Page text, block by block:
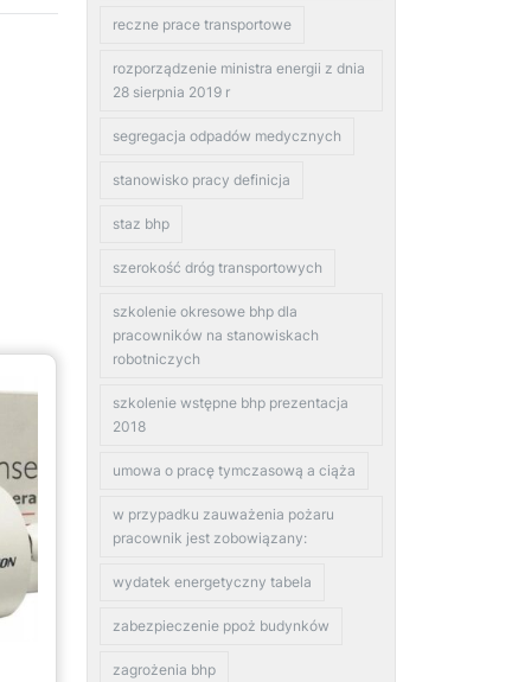
reczne prace transportowe
rozporządzenie ministra energii z dnia
28 sierpnia 2019 r
segregacja odpadów medycznych
stanowisko pracy definicja
staz bhp
szerokość dróg transportowych
szkolenie okresowe bhp dla
pracowników na stanowiskach
robotniczych
szkolenie wstępne bhp prezentacja
2018
umowa o pracę tymczasową a ciąża
w przypadku zauważenia pożaru
pracownik jest zobowiązany:
wydatek energetyczny tabela
zabezpieczenie ppoż budynków
zagrożenia bhp